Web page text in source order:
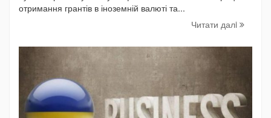
отримання грантів в іноземній валюті та...
Читати далi